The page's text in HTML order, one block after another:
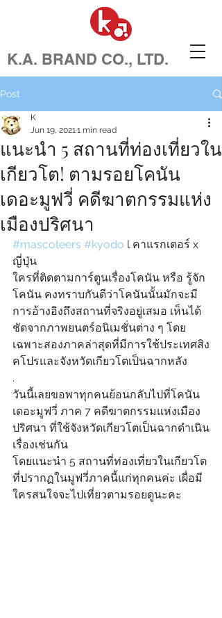
K.A. BRAND CO., LTD.
Post
แนะนำ 5 สถานที่ท่องเที่ยวใน
เกียวโต! ตามรอยโคนัน
เดอะมูฟวี่ คดีฆาตกรรมแห่ง
เมืองปริศนา
K
Jun 19, 20211 min read
#mascoteers #kyodo l คาแรกเตอร์ x
ญี่ปุ่น
ใครที่ติดตามการ์ตูนเรื่องโคนัน หรือ รู้จัก
โคนัน คงทราบกันดีว่าโคนันนั้นมักจะมี
การอ้างอิงถึงสถานที่จริงอยู่เสมอ เห็นได้
ชัดจากภาพยนตร์อนิเมชั่นต่าง ๆ โดย
เฉพาะสองภาคล่าสุดที่มีการใช้ประเทศสิง
คโปรและจังหวัดเกียวโตเป็นฉากหลัง
.
วันนี้เลยขอพาทุกคนย้อนกลับไปที่โคนัน
เดอะมูฟวี่ ภาค 7 คดีฆาตกรรมแห่งเมือง
ปริศนา ที่ใช้จังหวัดเกียวโตเป็นฉากดำเนิน
เรื่องเช่นกัน
โดยแนะนำ 5 สถานที่ท่องเที่ยวในเกียวโต
ที่ปรากฏในมูฟวี่ภาคนี้แก่ทุกคนค่ะ เผื่อมี
ใครสนใจจะไปเที่ยวตามรอยดูนะคะ